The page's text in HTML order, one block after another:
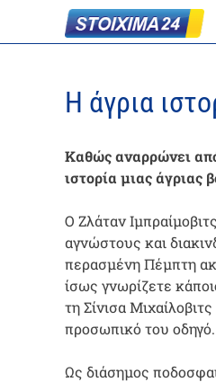
Η άγρια
Καθώς αναρρώνει
ιστορία μιας άγριας
Ο Ζλάταν
αγνώστους και
περασμένη Πέμπτη
ίσως γνωρίζετε
τη Σίνισα
προσωπικό του οδηγό.
Ως διάσημος